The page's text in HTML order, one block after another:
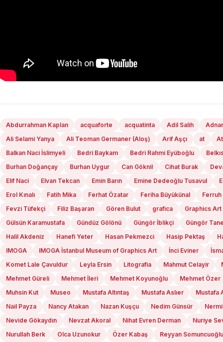
Abdurrahman Kaplan acquaforte acquatinta Adil Salih
Ali Selami Yanya
Ali Teoman Germaner (Aloş) Arif Aşçı at
Balkan Naci İslimyeli
Bedri Baykam Bedri Rahmi Eyüboğlu
Burhan Doğançay
Burhan Uygur Can Göknil Cihat Burak
Elif Naci
Elvan Tekcan Emin Barın Emine Dedeoğlu Tusavul
Erol Kınalı
Fatih Mika Ferhat Özatar Feriha Büyükünal
Ferruh
Fevzi Tüfekçi
Filiz Başaran Gören Bulut grafica
Graphics Art
Gülsün Karamustafa
Gündüz Gölönü Güngör İblikçi
Güngör
Halil Akdeniz
Hanefi Yeter Hasan Pekmezci Hasip Pektaş
IMOGA
IMOGA İstanbul Museum of Graphics Art İnci Eviner
Komet Lale Çavuldur
Leyla Ersin Litografia Mahmut Celayir
Mehmet Güreli
Mehmet İleri Mehmet Koyunoğlu
Mehmet Özer
Muhsin Kut
Museo Mustafa Altıntaş Mustafa Aslıer
Mustafa
Nail Payza
Nancy Atakan Nazan Kuşçu Nedim Günsür
Nevide Gökaydın
Nevzat Akoral Nihat Evren Derman
Nuriye
Nurullah Berk
Olca Uzunokur Özer Kabaş
Reyyan Somuncuoğlu